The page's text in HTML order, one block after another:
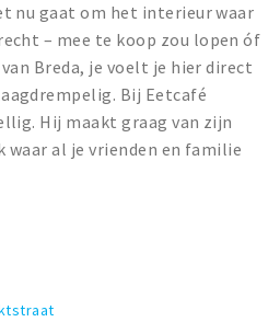
nu gaat om het interieur waar
– mee te koop zou lopen óf
Breda, je voelt je hier direct
Bij Eetcafé
Hij maakt graag van zijn
waar al je vrienden en familie